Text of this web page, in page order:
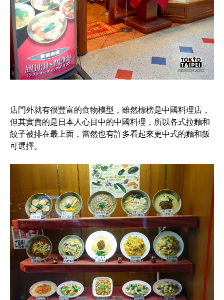
店門外就有很豐富的食物模型，雖然標榜是中國料理店，
但其實賣的是日本人心目中的中國料理，所以各式拉麵和
餃子被排在最上面，當然也有許多看起來更中式的麵和飯
可選擇。